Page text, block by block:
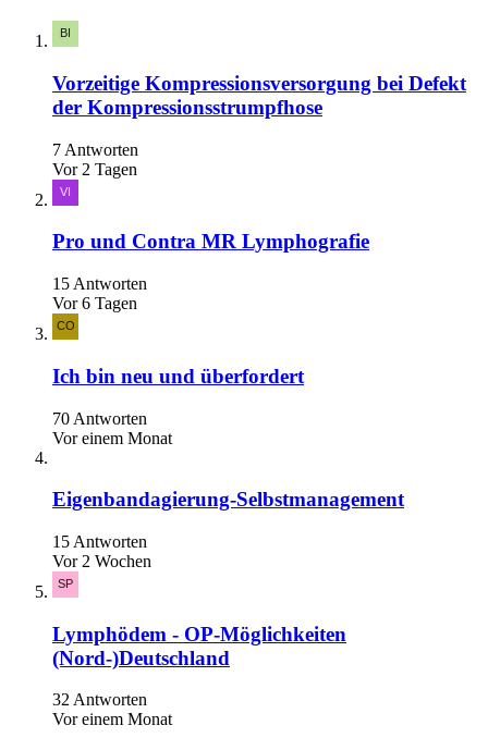
Vorzeitige Kompressionsversorgung bei Defekt
der Kompressionsstrumpfhose
7 Antworten
Vor 2 Tagen
Pro und Contra MR Lymphografie
15 Antworten
Vor 6 Tagen
Ich bin neu und überfordert
70 Antworten
Vor einem Monat
Eigenbandagierung-Selbstmanagement
15 Antworten
Vor 2 Wochen
Lymphödem - OP-Möglichkeiten
(Nord-)Deutschland
32 Antworten
Vor einem Monat